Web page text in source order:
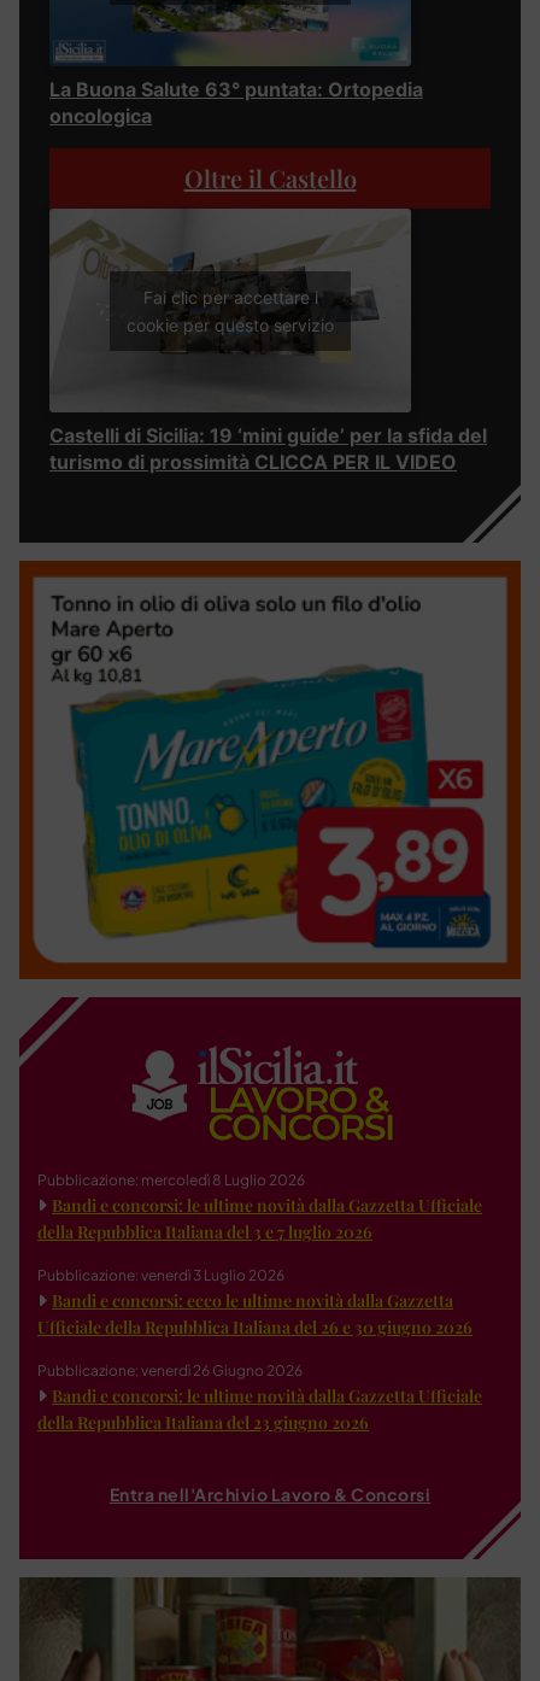
La Buona Salute 63° puntata: Ortopedia
oncologica
Oltre il Castello
Fai clic per accettare i
cookie per questo servizio
Castelli di Sicilia: 19 ‘mini guide’ per la sfida del
turismo di prossimità CLICCA PER IL VIDEO
Pubblicazione: mercoledì 8 Luglio 2026
Bandi e concorsi: le ultime novità dalla Gazzetta Ufficiale
della Repubblica Italiana del 3 e 7 luglio 2026
Pubblicazione: venerdì 3 Luglio 2026
Bandi e concorsi: ecco le ultime novità dalla Gazzetta
Ufficiale della Repubblica Italiana del 26 e 30 giugno 2026
Pubblicazione: venerdì 26 Giugno 2026
Bandi e concorsi: le ultime novità dalla Gazzetta Ufficiale
della Repubblica Italiana del 23 giugno 2026
Entra nell'Archivio Lavoro & Concorsi